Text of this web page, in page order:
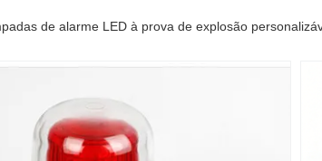
de alarme LED à prova de explosão